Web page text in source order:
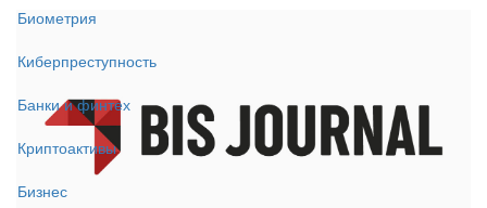
Биометрия
Киберпреступность
Банки и финтех
Криптоактивы
Бизнес